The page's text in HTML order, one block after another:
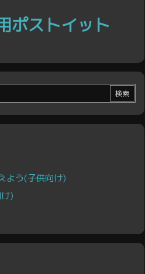
ポストイット
よう(子供向け)
)